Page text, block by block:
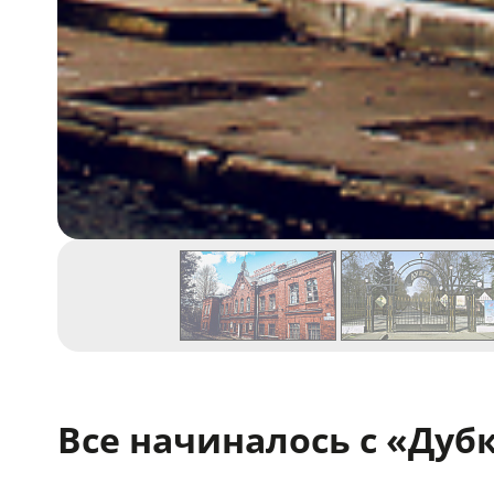
Все начиналось с